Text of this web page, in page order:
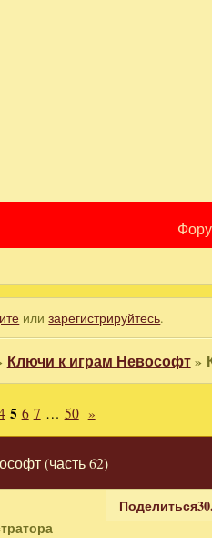
илизарегистрируйтесь.
Ключи к играм Невософт»
(часть 62)
5 6 7 … 50 »
Поделиться